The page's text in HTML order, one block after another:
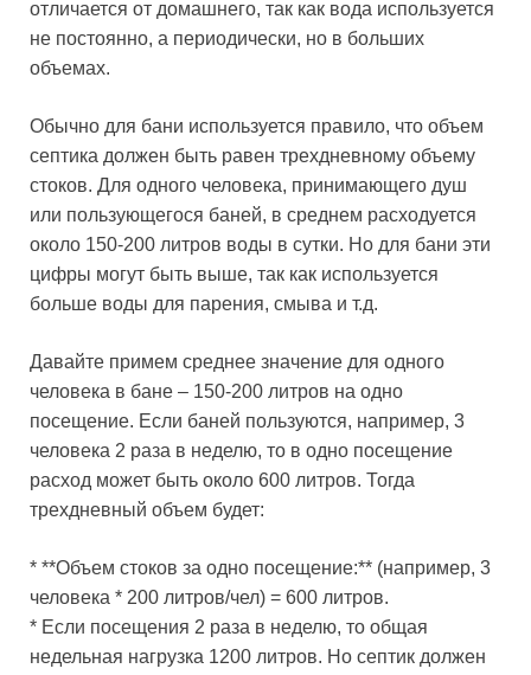
отличается от домашнего, так как вода используется
не постоянно, а периодически, но в больших
объемах.
Обычно для бани используется правило, что объем
септика должен быть равен трехдневному объему
стоков. Для одного человека, принимающего душ
или пользующегося баней, в среднем расходуется
около 150-200 литров воды в сутки. Но для бани эти
цифры могут быть выше, так как используется
больше воды для парения, смыва и т.д.
Давайте примем среднее значение для одного
человека в бане – 150-200 литров на одно
посещение. Если баней пользуются, например, 3
человека 2 раза в неделю, то в одно посещение
расход может быть около 600 литров. Тогда
трехдневный объем будет:
* **Объем стоков за одно посещение:** (например, 3
человека * 200 литров/чел) = 600 литров.
* Если посещения 2 раза в неделю, то общая
недельная нагрузка 1200 литров. Но септик должен